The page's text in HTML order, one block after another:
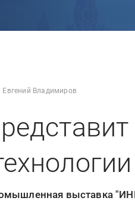
Евгений Владимиров
выставка